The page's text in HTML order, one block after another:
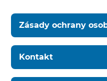
Zásady ochrany
Kontakt